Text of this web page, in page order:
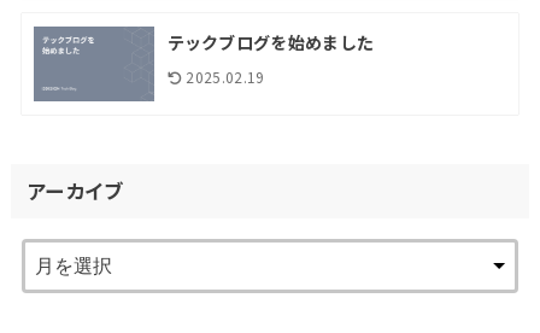
テックブログを始めました
2025.02.19
アーカイブ